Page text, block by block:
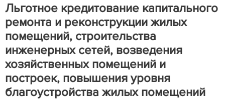
Льготное кредитование капитального
ремонта и реконструкции жилых
помещений, строительства
инженерных сетей, возведения
хозяйственных помещений и
построек, повышения уровня
благоустройства жилых помещений